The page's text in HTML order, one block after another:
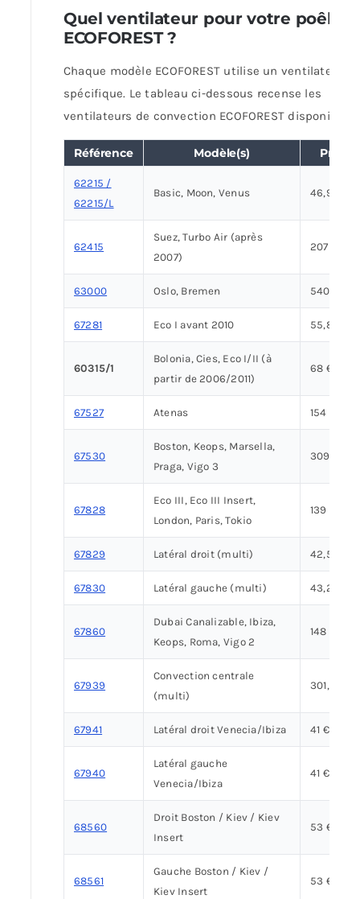
Quel ventilateur pour votre poêle
ECOFOREST ?
Chaque modèle ECOFOREST utilise un ventilateur
spécifique. Le tableau ci-dessous recense les
ventilateurs de convection ECOFOREST disponibles.
Référence Modèle(s) Prix
62215 /
62215/L
Basic, Moon, Venus 46,90 €
62415
Suez, Turbo Air (après
2007)
207 €
63000 Oslo, Bremen 540 €
67281 Eco I avant 2010 55,80 €
60315/1
Bolonia, Cies, Eco I/II (à
partir de 2006/2011)
68 €
67527 Atenas 154 €
67530
Boston, Keops, Marsella,
Praga, Vigo 3
309 €
67828
Eco III, Eco III Insert,
London, Paris, Tokio
139 €
67829 Latéral droit (multi) 42,50 €
67830 Latéral gauche (multi) 43,20 €
67860
Dubai Canalizable, Ibiza,
Keops, Roma, Vigo 2
148 €
67939
Convection centrale
(multi)
301,20 €
67941 Latéral droit Venecia/Ibiza 41 €
67940
Latéral gauche
Venecia/Ibiza
41 €
68560
Droit Boston / Kiev / Kiev
Insert
53 €
68561
Gauche Boston / Kiev /
Kiev Insert
53 €